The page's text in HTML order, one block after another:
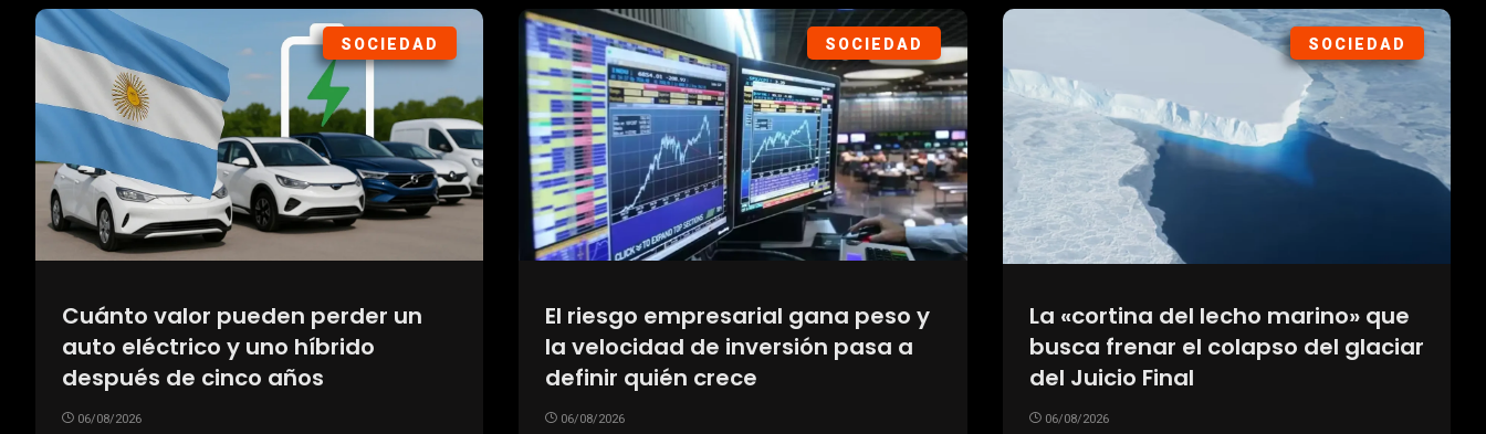
SOCIEDAD
Cuánto valor pueden perder un
auto eléctrico y uno híbrido
después de cinco años
06/08/2026
SOCIEDAD
El riesgo empresarial gana peso y
la velocidad de inversión pasa a
definir quién crece
06/08/2026
SOCIEDAD
La «cortina del lecho marino» que
busca frenar el colapso del glaciar
del Juicio Final
06/08/2026